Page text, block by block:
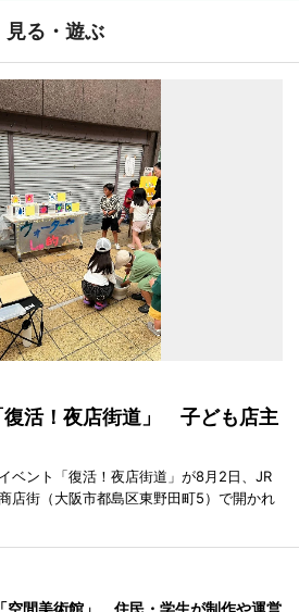
見る・遊ぶ
復活！夜店街道」 子ども店主
ベント「復活！夜店街道」が8月2日、JR
店街（大阪市都島区東野田町5）で開かれ
空間美術館」 住民・学生が制作や運営